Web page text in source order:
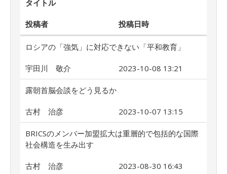
タイトル
投稿者 投稿日時
ロシアの「強気」に対応できない「平和教育」
宇田川 敬介 2023-10-08 13:21
露朝首脳会談をどう見るか
古村 治彦 2023-10-07 13:15
BRICSのメンバー加盟拡大は重層的で包括的な国際
社会構造を生み出す
古村 治彦 2023-08-30 16:43